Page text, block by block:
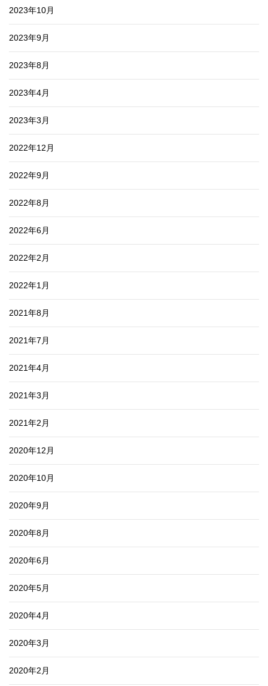
2023年10月
2023年9月
2023年8月
2023年4月
2023年3月
2022年12月
2022年9月
2022年8月
2022年6月
2022年2月
2022年1月
2021年8月
2021年7月
2021年4月
2021年3月
2021年2月
2020年12月
2020年10月
2020年9月
2020年8月
2020年6月
2020年5月
2020年4月
2020年3月
2020年2月